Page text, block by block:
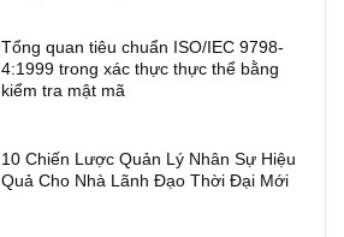
Tổng quan tiêu chuẩn ISO/IEC 9798-
4:1999 trong xác thực thực thể bằng
kiểm tra mật mã
10 Chiến Lược Quản Lý Nhân Sự Hiệu
Quả Cho Nhà Lãnh Đạo Thời Đại Mới